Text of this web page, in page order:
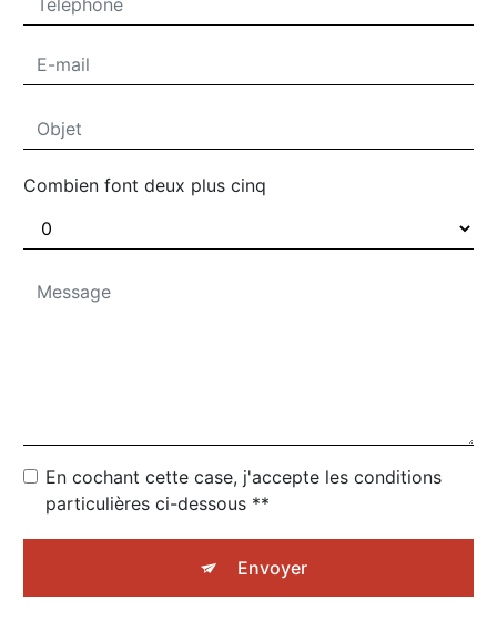
Combien font deux plus cinq
En cochant cette case, j'accepte les conditions
particulières ci-dessous **
Envoyer